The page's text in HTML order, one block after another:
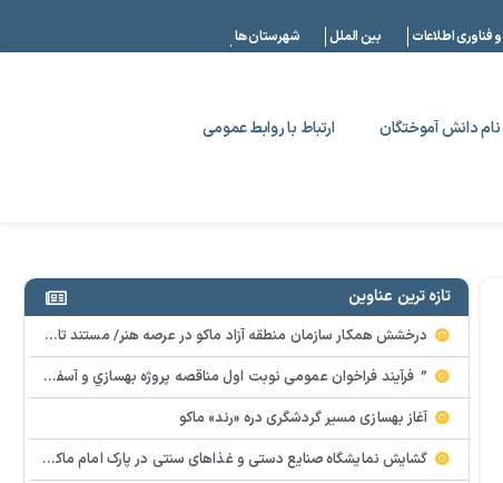
فناوری اطلاعات بین الملل شهرستان ها
دانش آموختگان
ارتباط با روابط عمومی
تازه ترین عناوین
درخشش همکار سازمان منطقه آزاد ماکو در عرصه هنر/ مستند تاریخی «زری خانم» به کارگردانی احد عبادی رونمایی شد
” فرآيند فراخوان عمومي نوبت اول مناقصه پروژه بهسازي و آسفالت راه و پاركينگ مجموعه آب درماني شهرستان شوط منطقه آزاد ماكو “
آغاز بهسازی مسیر گردشگری دره «رند» ماکو
گشایش نمایشگاه صنایع دستی و غذاهای سنتی در پارک امام ماکو با محوریت توانمندسازی زنان